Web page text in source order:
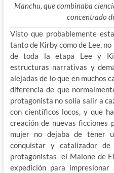
Manchu, que combinaba
concentrado
Visto que probablemente
tanto de Kirby como de Lee,
de toda la etapa Lee y
estructuras narrativas y
alejadas de lo que en muchos
diferencia de que
protagonista no solía salir a
con científicos locos, y que
creación de nuevas ficciones
mujer no dejaba de tener
conquistar y catalizador
protagonistas -el Malone de
expedición para